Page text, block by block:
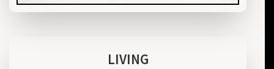
LIVING